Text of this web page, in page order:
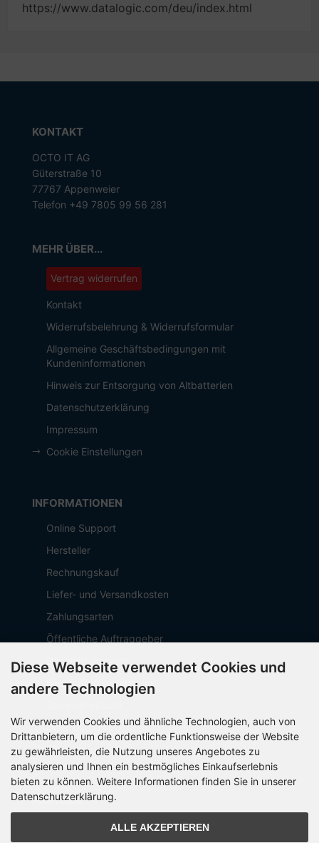
https://www.datalogic.com/deu/index.html
KONTAKT
OCTO IT AG
Güterstraße 10
77767 Appenweier
Telefon +49 7805 99 56 281
MEHR ÜBER...
Vertrag widerrufen
Kontakt
Widerrufsbelehrung & Widerrufsformular
Allgemeine Geschäftsbedingungen mit
Kundeninformationen
Hinweis zur Entsorgung von Altbatterien
Datenschutzerklärung
Impressum
Cookie Einstellungen
INFORMATIONEN
Online Support
Hersteller
Rechnungskauf
Liefer- und Versandkosten
Zahlungsarten
Öffentliche Auftraggeber
Geschäftskunden
Beschaffungsplattform
Über OCTO IT
Sitemap
PARTNER
Diese Webseite verwendet Cookies und
andere Technologien
Wir verwenden Cookies und ähnliche Technologien, auch von
Drittanbietern, um die ordentliche Funktionsweise der Website
zu gewährleisten, die Nutzung unseres Angebotes zu
analysieren und Ihnen ein bestmögliches Einkaufserlebnis
bieten zu können. Weitere Informationen finden Sie in unserer
Datenschutzerklärung.
ALLE AKZEPTIEREN